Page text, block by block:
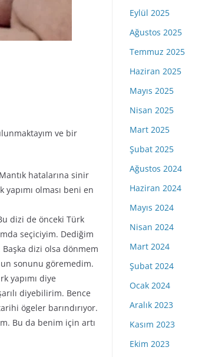
ve bir
hatalarına sinir
olması beni en
dizi de önceki Türk
seçiciyim. Dediğim
Başka dizi olsa dönmem
sonunu göremedim.
yapımı diye
diyebilirim. Bence
ögeler barındırıyor.
Bu da benim için artı
Eylül 2025
Ağustos 2025
Temmuz 2025
Haziran 2025
Mayıs 2025
Nisan 2025
Mart 2025
Şubat 2025
Ağustos 2024
Haziran 2024
Mayıs 2024
Nisan 2024
Mart 2024
Şubat 2024
Ocak 2024
Aralık 2023
Kasım 2023
Ekim 2023